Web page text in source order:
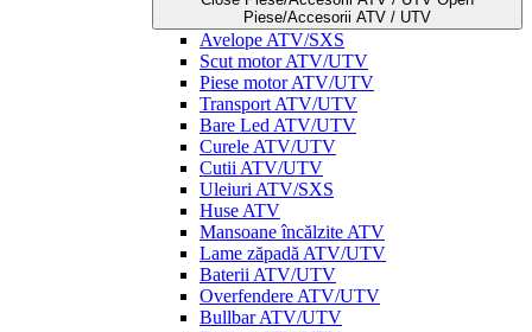
Piese/Accesorii ATV / UTV
Avelope ATV/SXS
Scut motor ATV/UTV
Piese motor ATV/UTV
Transport ATV/UTV
Bare Led ATV/UTV
Curele ATV/UTV
Cutii ATV/UTV
Uleiuri ATV/SXS
Huse ATV
Mansoane încălzite ATV
Lame zăpadă ATV/UTV
Baterii ATV/UTV
Overfendere ATV/UTV
Bullbar ATV/UTV